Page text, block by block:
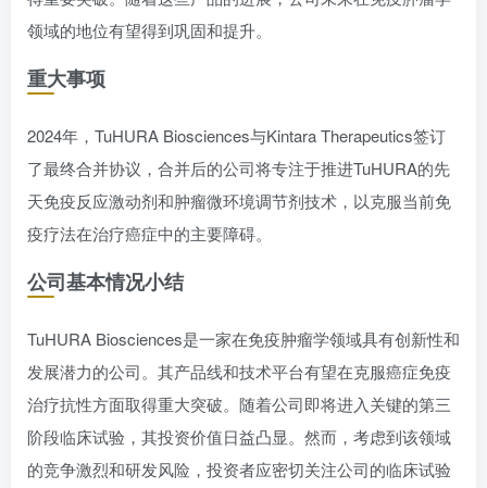
领域的地位有望得到巩固和提升。
重大事项
2024年，TuHURA Biosciences与Kintara Therapeutics签订
了最终合并协议，合并后的公司将专注于推进TuHURA的先
天免疫反应激动剂和肿瘤微环境调节剂技术，以克服当前免
疫疗法在治疗癌症中的主要障碍。
公司基本情况小结
TuHURA Biosciences是一家在免疫肿瘤学领域具有创新性和
发展潜力的公司。其产品线和技术平台有望在克服癌症免疫
治疗抗性方面取得重大突破。随着公司即将进入关键的第三
阶段临床试验，其投资价值日益凸显。然而，考虑到该领域
的竞争激烈和研发风险，投资者应密切关注公司的临床试验